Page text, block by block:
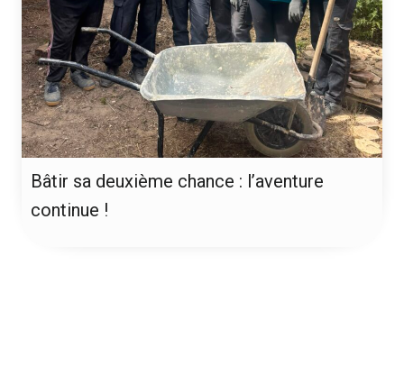
Bâtir sa deuxième chance : l’aventure
continue !